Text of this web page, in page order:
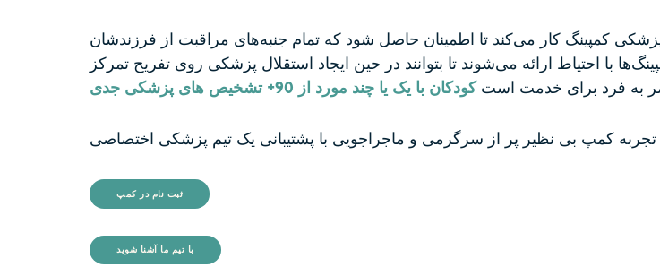
کمپینگ کار می‌کند تا اطمینان حاصل شود که تمام جنبه‌های مراقبت از فرزندشان
با احتیاط ارائه می‌شوند تا بتوانند در حین ایجاد استقلال پزشکی روی تفریح تمرکز
به فرد برای خدمت است کودکان با یک یا چند مورد از 90+ تشخیص های پزشکی جدی
ثبت نام در کمپ
با تیم ما آشنا شوید